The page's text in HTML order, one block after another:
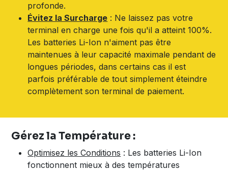
profonde.
Évitez la Surcharge : Ne laissez pas votre
terminal en charge une fois qu'il a atteint 100%.
Les batteries Li-Ion n'aiment pas être
maintenues à leur capacité maximale pendant de
longues périodes, dans certains cas il est
parfois préférable de tout simplement éteindre
complètement son terminal de paiement.
Gérez la Température :
Optimisez les Conditions : Les batteries Li-Ion
fonctionnent mieux à des températures